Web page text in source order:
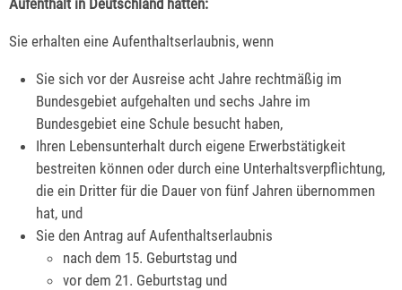
Aufenthalt in Deutschland hatten:
Sie erhalten eine Aufenthaltserlaubnis, wenn
Sie sich vor der Ausreise acht Jahre rechtmäßig im
Bundesgebiet aufgehalten und sechs Jahre im
Bundesgebiet eine Schule besucht haben,
Ihren Lebensunterhalt durch eigene Erwerbstätigkeit
bestreiten können oder durch eine Unterhaltsverpflichtung,
die ein Dritter für die Dauer von fünf Jahren übernommen
hat, und
Sie den Antrag auf Aufenthaltserlaubnis
nach dem 15. Geburtstag und
vor dem 21. Geburtstag und